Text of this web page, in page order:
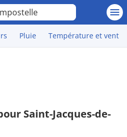
Pluie Température et vent
Saint-Jacques-de-